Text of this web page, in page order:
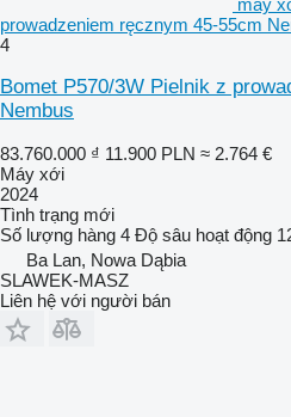
prowadzeniem ręcznym 45-55cm
4
Bomet P570/3W Pielnik z
Nembus
83.760.000 ₫ 11.900 PLN ≈ 2.764 €
Máy xới
2024
Tình trạng mới
Số lượng hàng 4 Độ sâu hoạt động
Ba Lan, Nowa Dąbia
SLAWEK-MASZ
Liên hệ với người bán